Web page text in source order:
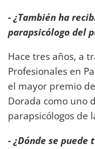
- ¿También ha
parapsicólogo del
Hace tres años, a
Profesionales en
el mayor premio
Dorada como uno
parapsicólogos de
- ¿Dónde se puede